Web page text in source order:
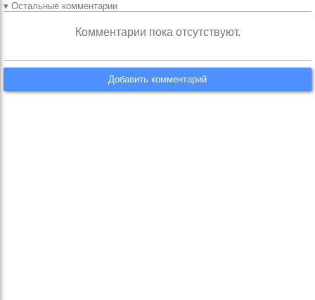
▾ Остальные комментарии
Комментарии пока отсутствуют.
Добавить комментарий